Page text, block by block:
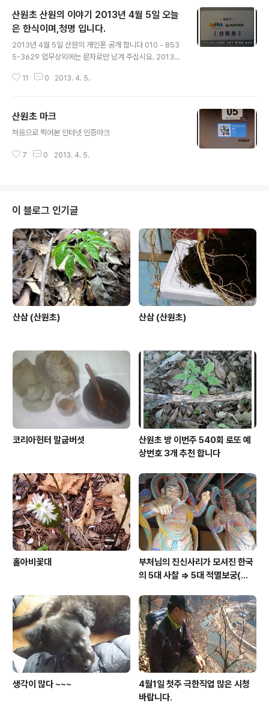
산원초 산원의 이야기 2013년 4월 5일 오늘
은 한식이며,청명 입니다.
2013년 4월 5일 산원의 개인폰 공개 합니다 010 - 853
5-3629 업무상외에는 문자로만 남겨 주십시요. 2013년
리가 만 5개월을 넘어선지 얼마 되지 않은 시점에서 본인
한 오늘 오전에 개인일정을 마치고, 설에 잠시 당겨 올 계획
이며,드려 오늘 산원초 티스토리 블로그가 누적인원 10만
나름 열정과패기로 매일 노력했다고 생각 합니다. Total |
11 0 2013. 4. 5.
산원초 마크
처음으로 찍어본 인터넷 인증마크
7 0 2013. 4. 5.
이 블로그 인기글
산삼 (산원초) 산삼 (산원초)
코리아헌터 말굽버섯
산원초 방 이번주 540회 로또 예
상번호 3개 추천 합니다
홀아비꽃대
부처님의 진신사리가 모셔진 한국
의 5대 사찰 => 5대 적멸보궁(寂
생각이 많다 ~~~
4월1일 첫주 극한직업 많은 시청
바랍니다.